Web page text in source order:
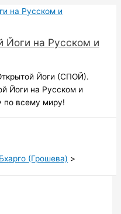
Йоги на Русском и
Йоги (СПОЙ).
Йоги на Русском и
по всему миру!
(Грошева)